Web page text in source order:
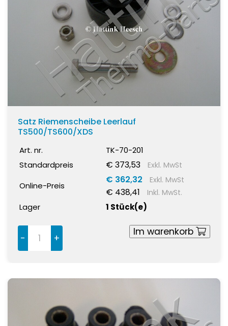
Satz Riemenscheibe Leerlauf
TS500/TS600/XDS
Art. nr.
TK-70-201
Standardpreis
€ 373,53 Exkl. MwSt
Online-Preis
€ 362,32 Exkl. MwSt
€ 438,41 Inkl. MwSt.
Lager 1 Stück(e)
- +
Im warenkorb